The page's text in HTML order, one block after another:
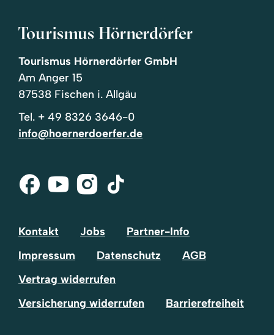
Tourismus Hörnerdörfer
Tourismus Hörnerdörfer GmbH
Am Anger 15
87538 Fischen i. Allgäu
Tel. + 49 8326 3646-0
info@hoernerdoerfer.de
Facebook
Youtube
Instagram
Tik-
Kontakt Jobs
Partner-Info
Impressum
Datenschutz
AGB
Vertrag widerrufen
Versicherung widerrufen
Barrierefreiheit